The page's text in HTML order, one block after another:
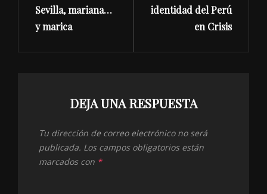
Sevilla, mariana…
y marica
identidad del Perú
en Crisis
DEJA UNA RESPUESTA
Tu dirección de correo electrónico no será
publicada. Los campos obligatorios están
marcados con *